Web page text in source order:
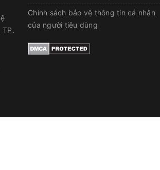
TP.
Chính sách bảo vệ thông tin cá nhân
của người tiêu dùng